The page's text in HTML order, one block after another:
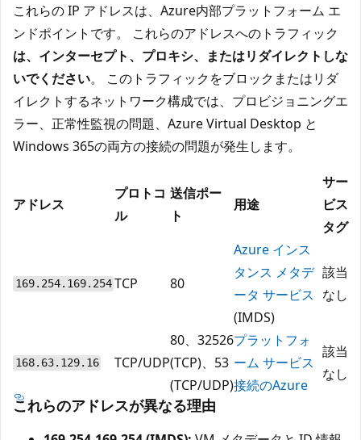
これらの IP アドレスは、Azure内部プラットフォーム エ
ンドポイントです。 これらのアドレスへのトラフィック
は、インターセプト、プロキシ、またはリダイレクトしな
いでください。 このトラフィックをブロックまたはリダ
イレクトするネットワーク構成では、プロビジョニングエ
ラー、正常性監視の問題、Azure Virtual Desktop と
Windows 365の両方の接続の問題が発生します。
アドレス
プロトコ
ル
送信ポー
ト
用途
サー
ビス
タグ
169.254.169.254 TCP 80
Azure インス
タンス メタデ
ータ サービス
(IMDS)
該当
なし
168.63.129.16 TCP/UDP
80、32526
(TCP)、53
(TCP/UDP)
プラットフォ
ーム サービス
接続のAzure
該当
なし
これらのアドレスが異なる理由